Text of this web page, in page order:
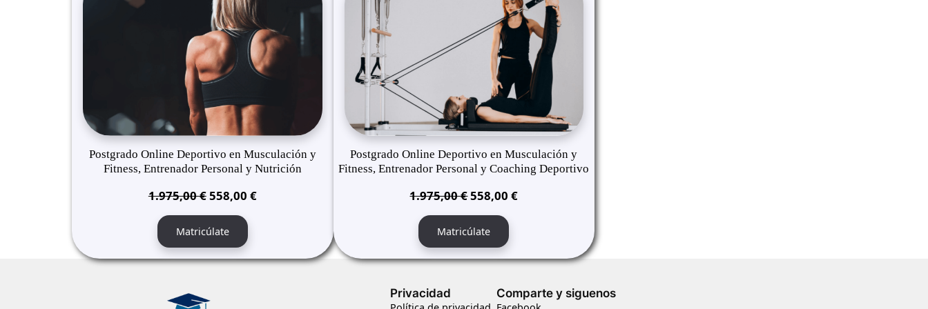
Postgrado Online Deportivo en Musculación y
Fitness, Entrenador Personal y Nutrición
1.975,00€El
precio
original
era:
1.975,00 €.
558,00 €El
558,00 €.
Matricúlate
Postgrado Online Deportivo en Musculación y
Fitness, Entrenador Personal y Coaching Deportivo
1.975,00€El
precio
original
era:
1.975,00 €.
558,00€El
558,00 €.
Matricúlate
Privacidad Comparte y siguenos